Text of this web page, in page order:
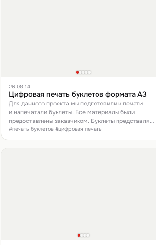
26.08.14
Цифровая печать буклетов формата А3
Для данного проекта мы подготовили к печати
и напечатали буклеты. Все материалы были
предоставлены заказчиком. Буклеты представляют
собой лист формата А3 с двумя фальцами.
#печать буклетов #цифровая печать